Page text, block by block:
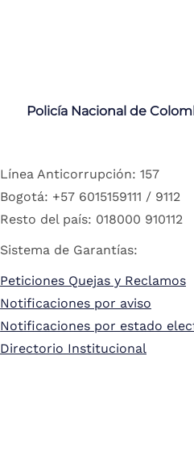
Policía Nacional de
Línea Anticorrupción: 157
Bogotá: +57 6015159111 / 9112
Resto del país: 018000 910112
Sistema de Garantías:
Peticiones Quejas y Reclamos
Notificaciones por aviso
Notificaciones por estado
Directorio Institucional